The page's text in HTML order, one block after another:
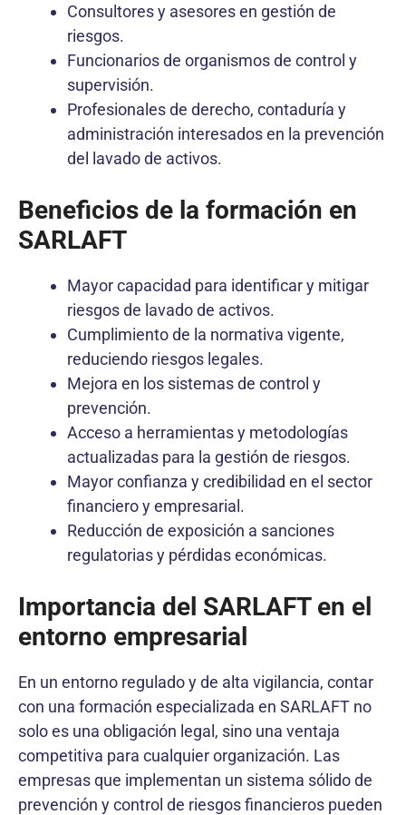
Consultores y asesores en gestión de
riesgos.
Funcionarios de organismos de control y
supervisión.
Profesionales de derecho, contaduría y
administración interesados en la prevención
del lavado de activos.
Beneficios de la formación en
SARLAFT
Mayor capacidad para identificar y mitigar
riesgos de lavado de activos.
Cumplimiento de la normativa vigente,
reduciendo riesgos legales.
Mejora en los sistemas de control y
prevención.
Acceso a herramientas y metodologías
actualizadas para la gestión de riesgos.
Mayor confianza y credibilidad en el sector
financiero y empresarial.
Reducción de exposición a sanciones
regulatorias y pérdidas económicas.
Importancia del SARLAFT en el
entorno empresarial
En un entorno regulado y de alta vigilancia, contar
con una formación especializada en SARLAFT no
solo es una obligación legal, sino una ventaja
competitiva para cualquier organización. Las
empresas que implementan un sistema sólido de
prevención y control de riesgos financieros pueden